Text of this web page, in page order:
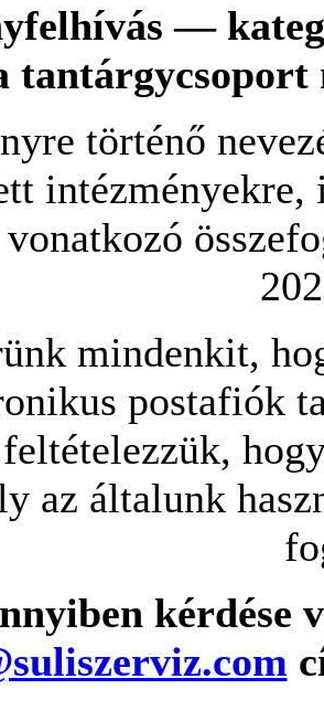
—
történő
vonatkozó
mindenkit,
postafiók
az általunk
kérdése